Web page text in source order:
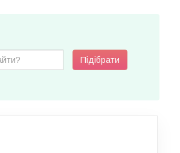
Підібрати